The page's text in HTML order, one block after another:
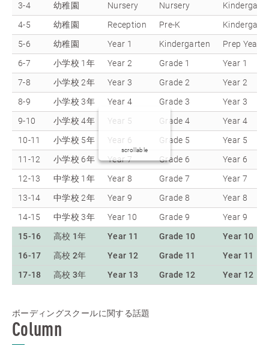
3-4
幼稚園 Nursery Nursery
4-5
幼稚園 Reception Pre-K
5-6
幼稚園 Year 1 Kindergarten
Prep Year
6-7
小学校 1年 Year 2 Grade 1
Year 1
7-8
小学校 2年 Year 3 Grade 2
Year 2
8-9
小学校 3年 Year 4 Grade 3
Year 3
9-10
小学校 4年 Year 5 Grade 4
Year 4
10-11
小学校 5年 Year 6 Grade 5
Year 5
11-12
小学校 6年 Year 7 Grade 6
Year 6
12-13
中学校 1年 Year 8 Grade 7
Year 7
13-14
中学校 2年 Year 9 Grade 8
Year 8
14-15
中学校 3年 Year 10 Grade 9
Year 9
15-16
高校 1年 Year 11 Grade 10
Year 10
16-17
高校 2年 Year 12 Grade 11
Year 11
17-18
高校 3年 Year 13 Grade 12 Year 12
scrollable
ボーディングスクールに関する話題
Column